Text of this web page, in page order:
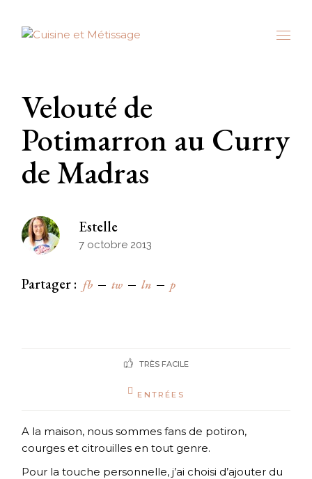
content
Velouté de
Potimarron au Curry
de Madras
Estelle
7 octobre 2013
Partager : fb tw ln p
TRÈS FACILE
ENTRÉES
A la maison, nous sommes fans de potiron,
courges et citrouilles en tout genre.
Pour la touche personnelle, j’ai choisi d’ajouter du